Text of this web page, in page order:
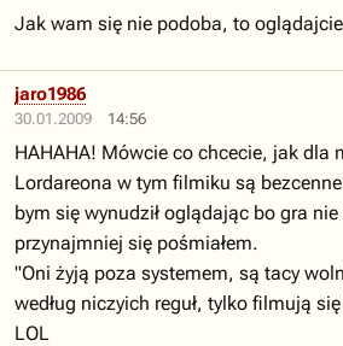
Jak wam się nie podoba, to
30.01.2009 14:56
jaro1986
HAHAHA! Mówcie co chcecie, jak dla
Lordareona w tym filmiku są
bym się wynudził oglądając bo gra
przynajmniej się pośmiałem.
"Oni żyją poza systemem, są tacy
według niczyich reguł, tylko filmują
LOL